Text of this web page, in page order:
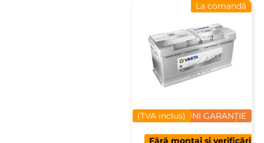
12 LUNI GARANȚIE
La comandă
(TVA inclus)
Fără montaj și verificări